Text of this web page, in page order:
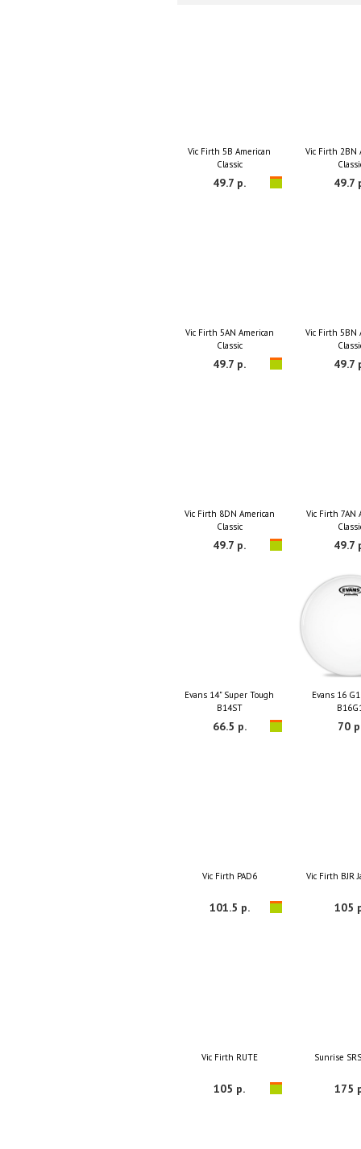
Vic Firth 5B American
Classic
49.7 р.
Vic Firth 2BN
49.7
Vic Firth 5AN American
Classic
49.7 р.
Vic Firth 5BN
49.7
Vic Firth 8DN American
Classic
49.7 р.
Vic Firth 7AN
49.7
Evans 14" Super Tough
B14ST
66.5 р.
Evans 16
70
Vic Firth PAD6
101.5 р.
Vic Firth BJR
105
Vic Firth RUTE
105 р.
Sunrise
175